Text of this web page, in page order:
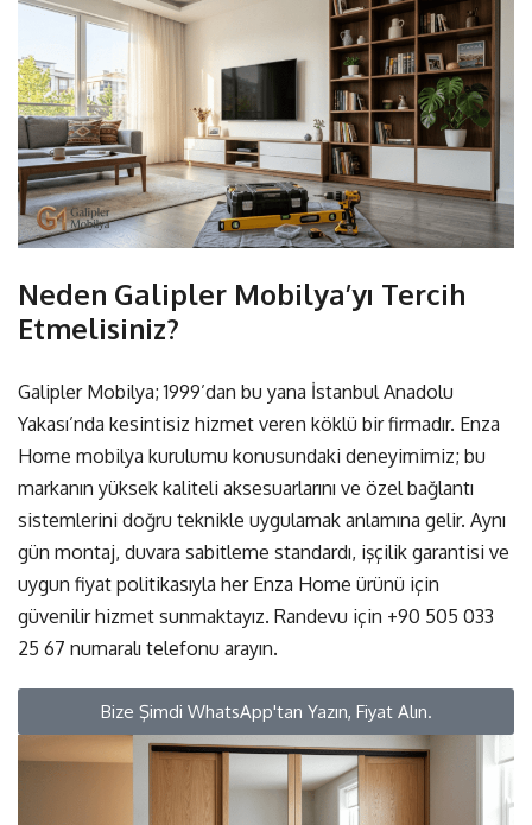
Neden Galipler Mobilya’yı Tercih
Etmelisiniz?
Galipler Mobilya; 1999’dan bu yana İstanbul Anadolu
Yakası’nda kesintisiz hizmet veren köklü bir firmadır. Enza
Home mobilya kurulumu konusundaki deneyimimiz; bu
markanın yüksek kaliteli aksesuarlarını ve özel bağlantı
sistemlerini doğru teknikle uygulamak anlamına gelir. Aynı
gün montaj, duvara sabitleme standardı, işçilik garantisi ve
uygun fiyat politikasıyla her Enza Home ürünü için
güvenilir hizmet sunmaktayız. Randevu için +90 505 033
25 67 numaralı telefonu arayın.
Bize Şimdi WhatsApp'tan Yazın, Fiyat Alın.